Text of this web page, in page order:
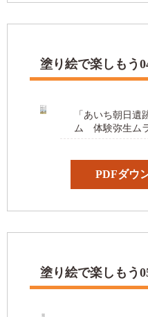
塗り絵で楽しもう
「あいち朝日遺
ム 体験弥生ムラ
PDFダウ
塗り絵で楽しもう